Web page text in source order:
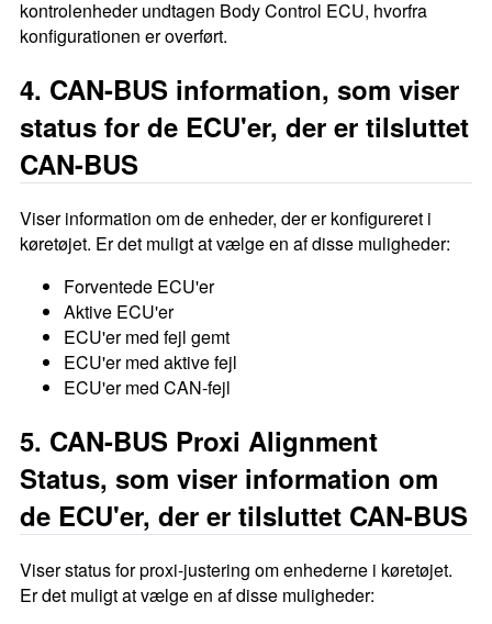
kontrolenheder undtagen Body Control ECU, hvorfra
konfigurationen er overført.
4. CAN-BUS information, som viser
status for de ECU'er, der er tilsluttet
CAN-BUS
Viser information om de enheder, der er konfigureret i
køretøjet. Er det muligt at vælge en af disse muligheder:
Forventede ECU'er
Aktive ECU'er
ECU'er med fejl gemt
ECU'er med aktive fejl
ECU'er med CAN-fejl
5. CAN-BUS Proxi Alignment
Status, som viser information om
de ECU'er, der er tilsluttet CAN-BUS
Viser status for proxi-justering om enhederne i køretøjet.
Er det muligt at vælge en af disse muligheder: